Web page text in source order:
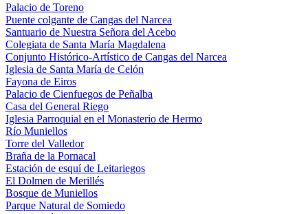
Palacio de Toreno
Puente colgante de Cangas del Narcea
Santuario de Nuestra Señora del Acebo
Colegiata de Santa María Magdalena
Conjunto Histórico-Artístico de Cangas del Narcea
Iglesia de Santa María de Celón
Fayona de Eiros
Palacio de Cienfuegos de Peñalba
Casa del General Riego
Iglesia Parroquial en el Monasterio de Hermo
Río Muniellos
Torre del Valledor
Braña de la Pornacal
Estación de esquí de Leitariegos
El Dolmen de Merillés
Bosque de Muniellos
Parque Natural de Somiedo